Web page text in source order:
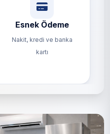
Esnek Ödeme
Nakit, kredi ve banka
kartı